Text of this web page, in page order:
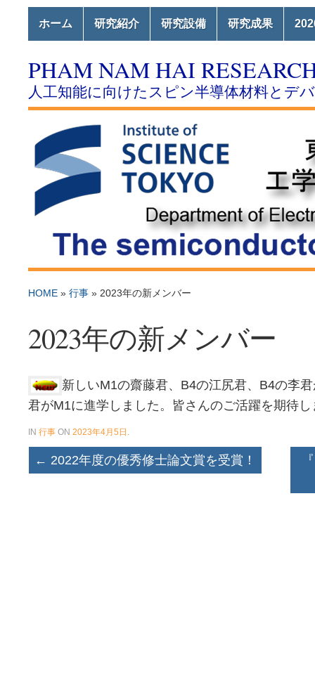
ホーム 研究紹介 研究設備 研究成果
PHAM NAM HAI
人工知能に向けたスピン半導体材料とデ
HOME » 行事 » 2023年の新メンバー
2023年の新メンバー
新しいM1の齋藤君、B4の江尻君、B4の李
君がM1に進学しました。皆さんのご活躍を期待し
IN 行事 ON 2023年4月5日 .
← 2022年度の優秀修士論文賞を受賞！